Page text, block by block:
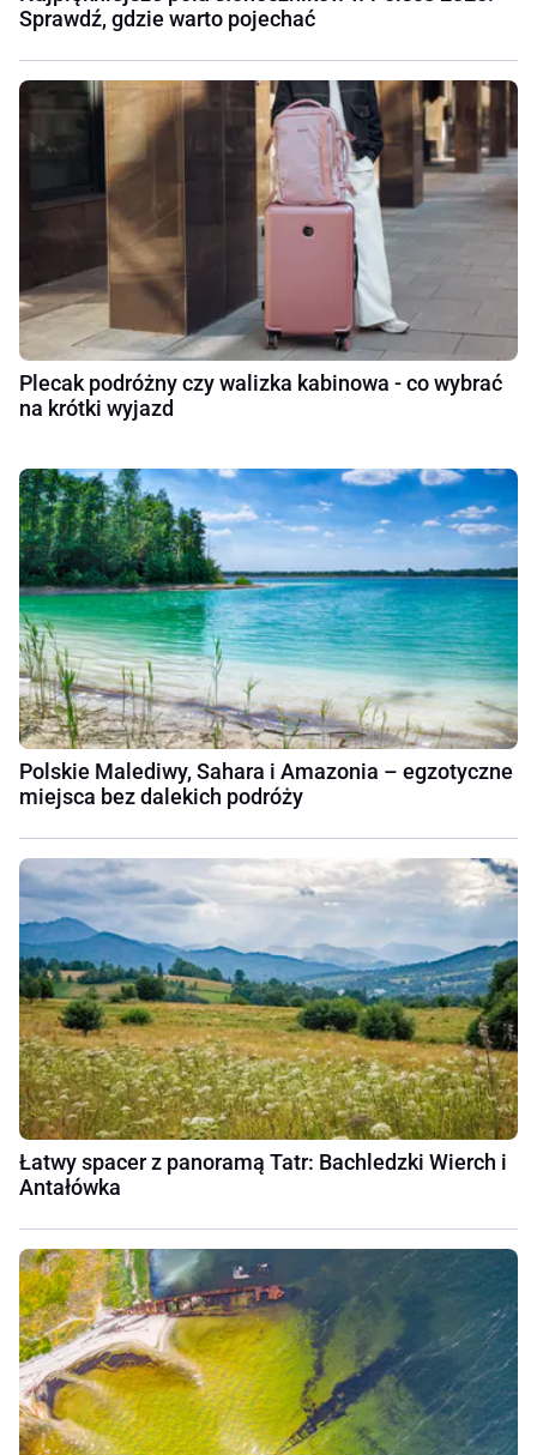
Sprawdź, gdzie warto pojechać
Plecak podróżny czy walizka kabinowa - co wybrać
na krótki wyjazd
Polskie Malediwy, Sahara i Amazonia – egzotyczne
miejsca bez dalekich podróży
Łatwy spacer z panoramą Tatr: Bachledzki Wierch i
Antałówka